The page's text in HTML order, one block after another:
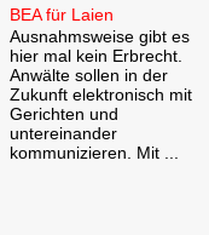
BEA für Laien
Ausnahmsweise gibt es
hier mal kein Erbrecht.
Anwälte sollen in der
Zukunft elektronisch mit
Gerichten und
untereinander
kommunizieren. Mit ...